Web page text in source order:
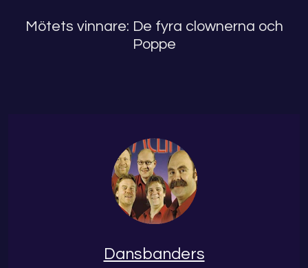
Mötets vinnare: De fyra clownerna och
Poppe
Dansbanders